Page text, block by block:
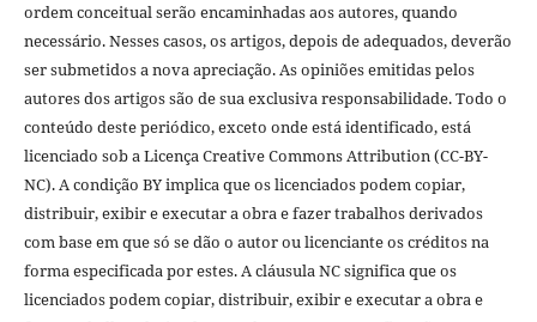
ordem conceitual serão encaminhadas aos autores, quando
necessário. Nesses casos, os artigos, depois de adequados, deverão
ser submetidos a nova apreciação. As opiniões emitidas pelos
autores dos artigos são de sua exclusiva responsabilidade. Todo o
conteúdo deste periódico, exceto onde está identificado, está
licenciado sob a Licença Creative Commons Attribution (CC-BY-
NC). A condição BY implica que os licenciados podem copiar,
distribuir, exibir e executar a obra e fazer trabalhos derivados
com base em que só se dão o autor ou licenciante os créditos na
forma especificada por estes. A cláusula NC significa que os
licenciados podem copiar, distribuir, exibir e executar a obra e